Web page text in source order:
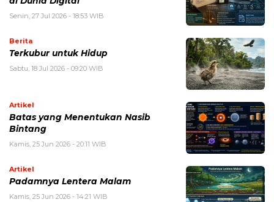
Senin, 27 Jul 2026 - 18:53 WIB
Berita
Terkubur untuk Hidup
Sabtu, 18 Jul 2026 - 09:20 WIB
Artikel
Batas yang Menentukan Nasib
Bintang
Kamis, 25 Jun 2026 - 20:11 WIB
Artikel
Padamnya Lentera Malam
Kamis, 25 Jun 2026 - 14:21 WIB